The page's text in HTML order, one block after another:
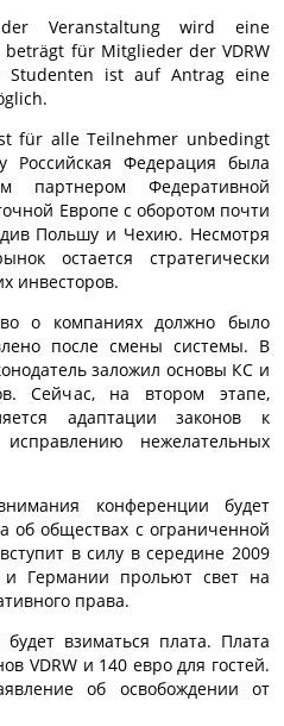
Veranstaltung wird eine
für Mitglieder der VDRW
ist auf Antrag eine
für alle Teilnehmer unbedingt
Российская Федерация была
партнером Федеративной
Европе с оборотом почти
Польшу и Чехию. Несмотря
остается стратегически
инвесторов.
о компаниях должно было
после смены системы. В
заложил основы КС и
Сейчас, на втором этапе,
адаптации законов к
нежелательных
конференции будет
об обществах с ограниченной
в силу в середине 2009
и Германии прольют свет на
права.
взиматься плата. Плата
VDRW и 140 евро для гостей.
об освобождении от